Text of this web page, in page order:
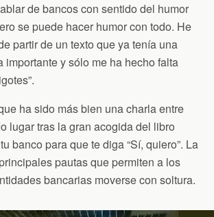
de bancos con sentido del humor
se puede hacer humor con todo. He
partir de un texto que ya tenía una
importante y sólo me ha hecho falta
ha sido más bien una charla entre
lugar tras la gran acogida del libro
banco para que te diga “Sí, quiero”. La
pautas que permiten a los
bancarias moverse con soltura.